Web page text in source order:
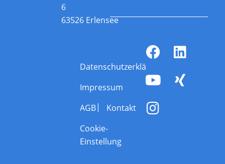
6
63526 Erlensee
Datenschutzerklärung
Impressum
AGB
Kontakt
Cookie-
Einstellung